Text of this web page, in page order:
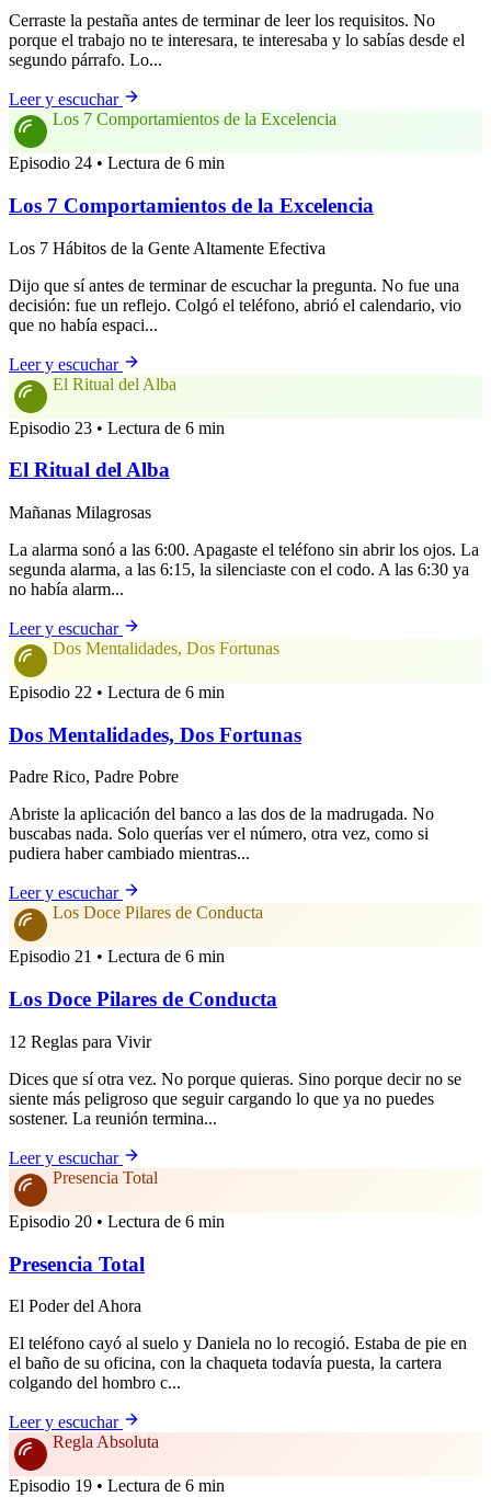
Cerraste la pestaña antes de terminar de leer los requisitos. No
porque el trabajo no te interesara, te interesaba y lo sabías desde el
segundo párrafo. Lo...
Leer y escuchar
Los 7 Comportamientos de la Excelencia
Episodio 24 • Lectura de 6 min
Los 7 Comportamientos de la Excelencia
Los 7 Hábitos de la Gente Altamente Efectiva
Dijo que sí antes de terminar de escuchar la pregunta. No fue una
decisión: fue un reflejo. Colgó el teléfono, abrió el calendario, vio
que no había espaci...
Leer y escuchar
El Ritual del Alba
Episodio 23 • Lectura de 6 min
El Ritual del Alba
Mañanas Milagrosas
La alarma sonó a las 6:00. Apagaste el teléfono sin abrir los ojos. La
segunda alarma, a las 6:15, la silenciaste con el codo. A las 6:30 ya
no había alarm...
Leer y escuchar
Dos Mentalidades, Dos Fortunas
Episodio 22 • Lectura de 6 min
Dos Mentalidades, Dos Fortunas
Padre Rico, Padre Pobre
Abriste la aplicación del banco a las dos de la madrugada. No
buscabas nada. Solo querías ver el número, otra vez, como si
pudiera haber cambiado mientras...
Leer y escuchar
Los Doce Pilares de Conducta
Episodio 21 • Lectura de 6 min
Los Doce Pilares de Conducta
12 Reglas para Vivir
Dices que sí otra vez. No porque quieras. Sino porque decir no se
siente más peligroso que seguir cargando lo que ya no puedes
sostener. La reunión termina...
Leer y escuchar
Presencia Total
Episodio 20 • Lectura de 6 min
Presencia Total
El Poder del Ahora
El teléfono cayó al suelo y Daniela no lo recogió. Estaba de pie en
el baño de su oficina, con la chaqueta todavía puesta, la cartera
colgando del hombro c...
Leer y escuchar
Regla Absoluta
Episodio 19 • Lectura de 6 min